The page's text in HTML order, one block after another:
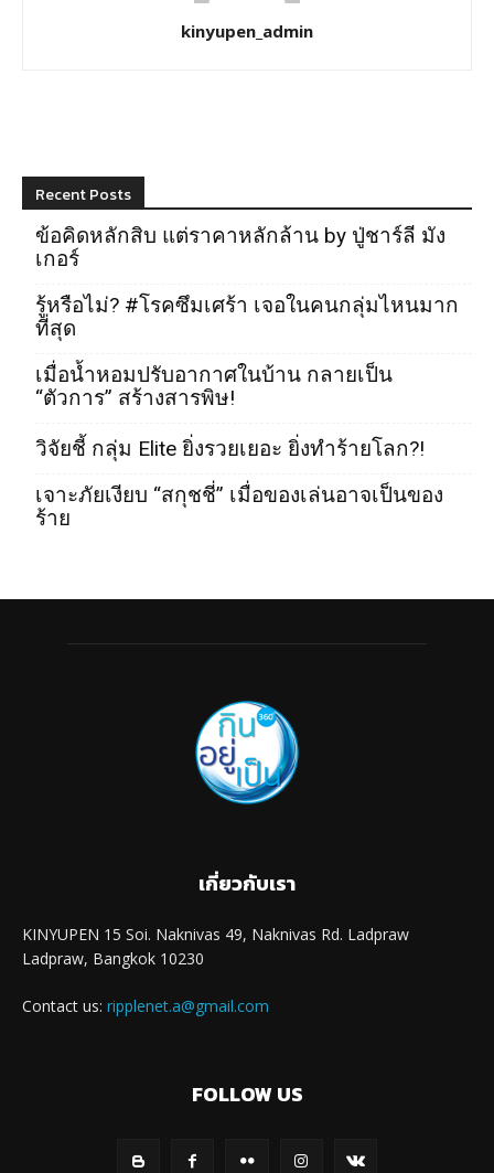
kinyupen_admin
Recent Posts
ข้อคิดหลักสิบ แต่ราคาหลักล้าน by ปู่ชาร์ลี มัง
เกอร์
รู้หรือไม่? #โรคซึมเศร้า เจอในคนกลุ่มไหนมาก
ที่สุด
เมื่อน้ำหอมปรับอากาศในบ้าน กลายเป็น
“ตัวการ” สร้างสารพิษ!
วิจัยชี้ กลุ่ม Elite ยิ่งรวยเยอะ ยิ่งทำร้ายโลก?!
เจาะภัยเงียบ “สกุชชี่” เมื่อของเล่นอาจเป็นของ
ร้าย
เกี่ยวกับเรา
KINYUPEN 15 Soi. Naknivas 49, Naknivas Rd. Ladpraw
Ladpraw, Bangkok 10230
Contact us: ripplenet.a@gmail.com
FOLLOW US